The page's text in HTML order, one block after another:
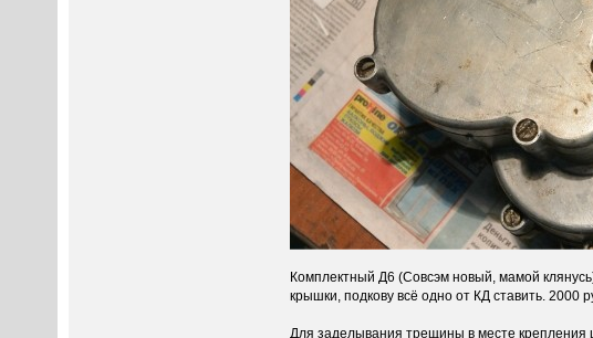
Комплектный Д6 (Совсэм новый, мамой
крышки, подкову всё одно от КД ставить. 2000
Для заделывания трещины в месте крепления